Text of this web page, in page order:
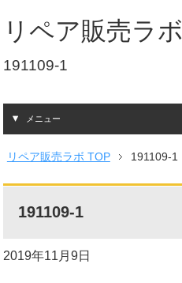
リペア販売ラボ
191109-1
メニュー
リペア販売ラボ TOP 191109-1
191109-1
2019年11月9日